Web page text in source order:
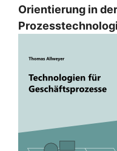
Orientierung in